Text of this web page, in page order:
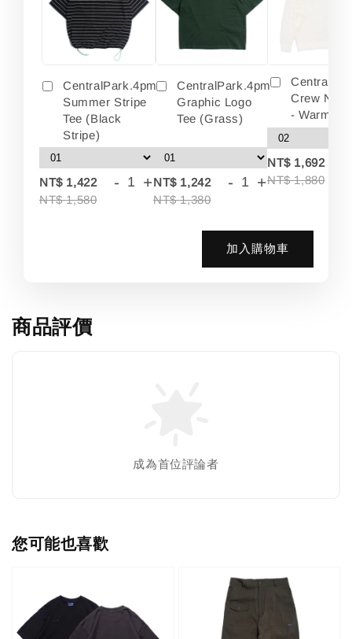
CentralPark.4pm
Summer Stripe
Tee (Black
Stripe)
NT$ 1,422
NT$ 1,580
- +
CentralPark.4pm
Graphic Logo
Tee (Grass)
NT$ 1,242
NT$ 1,380
- +
Crew
- Warm
NT$ 1,692
NT$ 1,880
加入購物車
商品評價
成為首位評論者
您可能也喜歡